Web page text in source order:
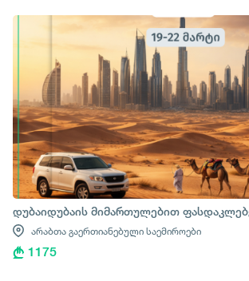
დუბაიდუბაის მიმართულებით
არაბთა გაერთიანებული საემიროები
1175